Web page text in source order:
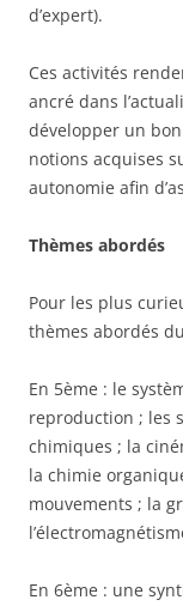
d’expert).
Ces activités
ancré dans
développer un
notions acquises
autonomie afin
Thèmes abordés
Pour les plus
thèmes abordés
En 5ème : le
reproduction ; les
chimiques ; la
la chimie
mouvements ; la
En 6ème : une